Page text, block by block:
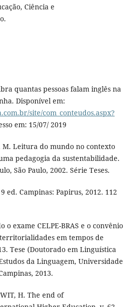
Ciência e
quantas pessoas falam inglês na
Disponível em:
site/com_conteudos.aspx?
em: 15/07/ 2019
M. Leitura do mundo no contexto
pedagogia da sustentabilidade.
São Paulo, 2002. Série Teses.
ed. Campinas: Papirus, 2012. 112
o exame CELPE-BRAS e o convênio
em tempos de
Tese (Doutorado em Linguística
da Linguagem, Universidade
2013.
WIT, H. The end of